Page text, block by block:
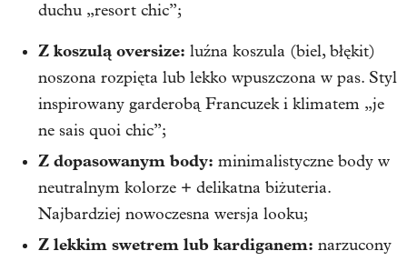
duchu „resort chic”;
Z koszulą oversize: luźna koszula (biel, błękit)
noszona rozpięta lub lekko wpuszczona w pas. Styl
inspirowany garderobą Francuzek i klimatem „je
ne sais quoi chic”;
Z dopasowanym body: minimalistyczne body w
neutralnym kolorze + delikatna biżuteria.
Najbardziej nowoczesna wersja looku;
Z lekkim swetrem lub kardiganem: narzucony